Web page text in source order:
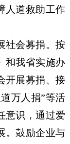
人道救助工作
会募捐。按
和我省实施办
开展募捐、接
万人捐”等活
意识，通过爱
。鼓励企业与